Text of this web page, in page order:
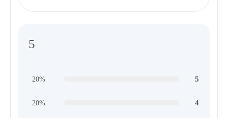
5
5
20%
4
20%